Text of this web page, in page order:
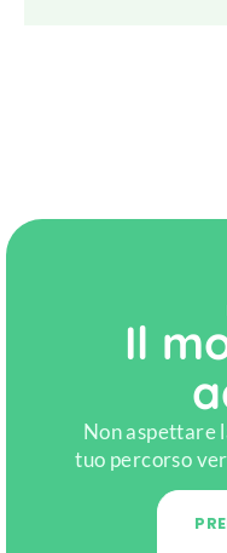
Il
Non aspettare
tuo percorso